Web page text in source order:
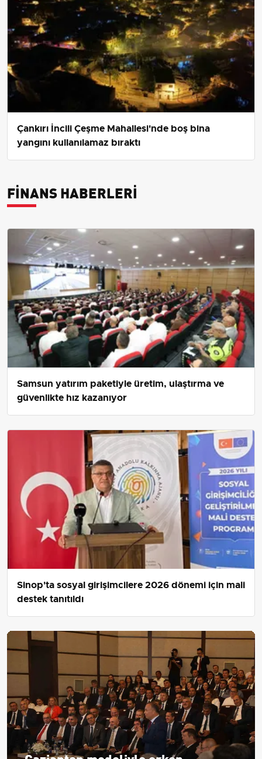
Çankırı İncili Çeşme Mahallesi'nde boş bina
yangını kullanılamaz bıraktı
FINANS HABERLERI
Samsun yatırım paketiyle üretim, ulaştırma ve
güvenlikte hız kazanıyor
Sinop'ta sosyal girişimcilere 2026 dönemi için mali
destek tanıtıldı